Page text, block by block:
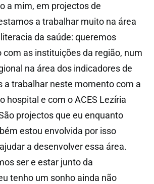
a mim, em projectos de
a trabalhar muito na área
da saúde: queremos
com as instituições da região, num
na área dos indicadores de
a trabalhar neste momento com a
hospital e com o ACES Lezíria
projectos que eu enquanto
estou envolvida por isso
a desenvolver essa área.
ser e estar junto da
tenho um sonho ainda não